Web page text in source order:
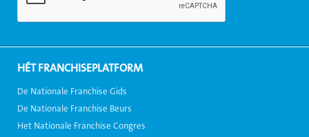
HÉT FRANCHISEPLATFORM
De Nationale Franchise Gids
De Nationale Franchise Beurs
Het Nationale Franchise Congres